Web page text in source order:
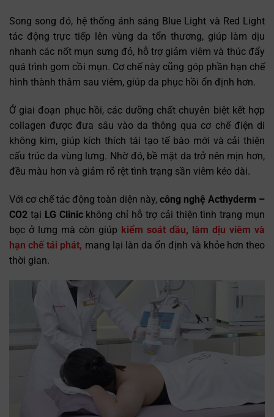
Song song đó, hệ thống ánh sáng Blue Light và Red Light
tác động trực tiếp lên vùng da tổn thương, giúp làm dịu
nhanh các nốt mụn sưng đỏ, hỗ trợ giảm viêm và thúc đẩy
quá trình gom cồi mụn. Cơ chế này cũng góp phần hạn chế
hình thành thâm sau viêm, giúp da phục hồi ổn định hơn.
Ở giai đoạn phục hồi, các dưỡng chất chuyên biệt kết hợp
collagen được đưa sâu vào da thông qua cơ chế điện di
không kim, giúp kích thích tái tạo tế bào mới và cải thiện
cấu trúc da vùng lưng. Nhờ đó, bề mặt da trở nên mịn hơn,
đều màu hơn và giảm rõ rệt tình trạng sần viêm kéo dài.
Với cơ chế tác động toàn diện này, công nghệ Acthyderm –
CO2 tại LG Clinic không chỉ hỗ trợ cải thiện tình trạng mụn
bọc ở lưng mà còn giúp kiểm soát dầu, làm dịu viêm và
hạn chế tái phát, mang lại làn da ổn định và khỏe hơn theo
thời gian.